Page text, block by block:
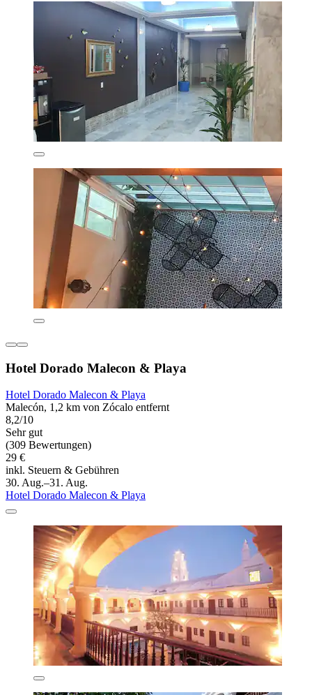
Hotel Dorado Malecon & Playa
Hotel Dorado Malecon & Playa
Malecón, 1,2 km von Zócalo entfernt
8,2/10
Sehr gut
(309 Bewertungen)
29 €
inkl. Steuern & Gebühren
30. Aug.–31. Aug.
Hotel Dorado Malecon & Playa